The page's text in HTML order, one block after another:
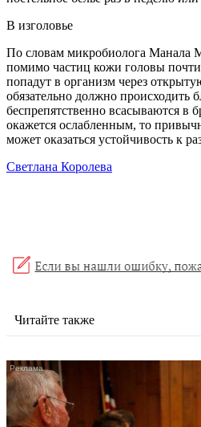
В изголовье
По словам микробиолога Манала
помимо частиц кожи головы почти
попадут в организм через
обязательно должно происходить
беспрепятственно всасываются в
окажется ослабленным, то
может оказаться устойчивость к
Светлана Королева
Читайте также